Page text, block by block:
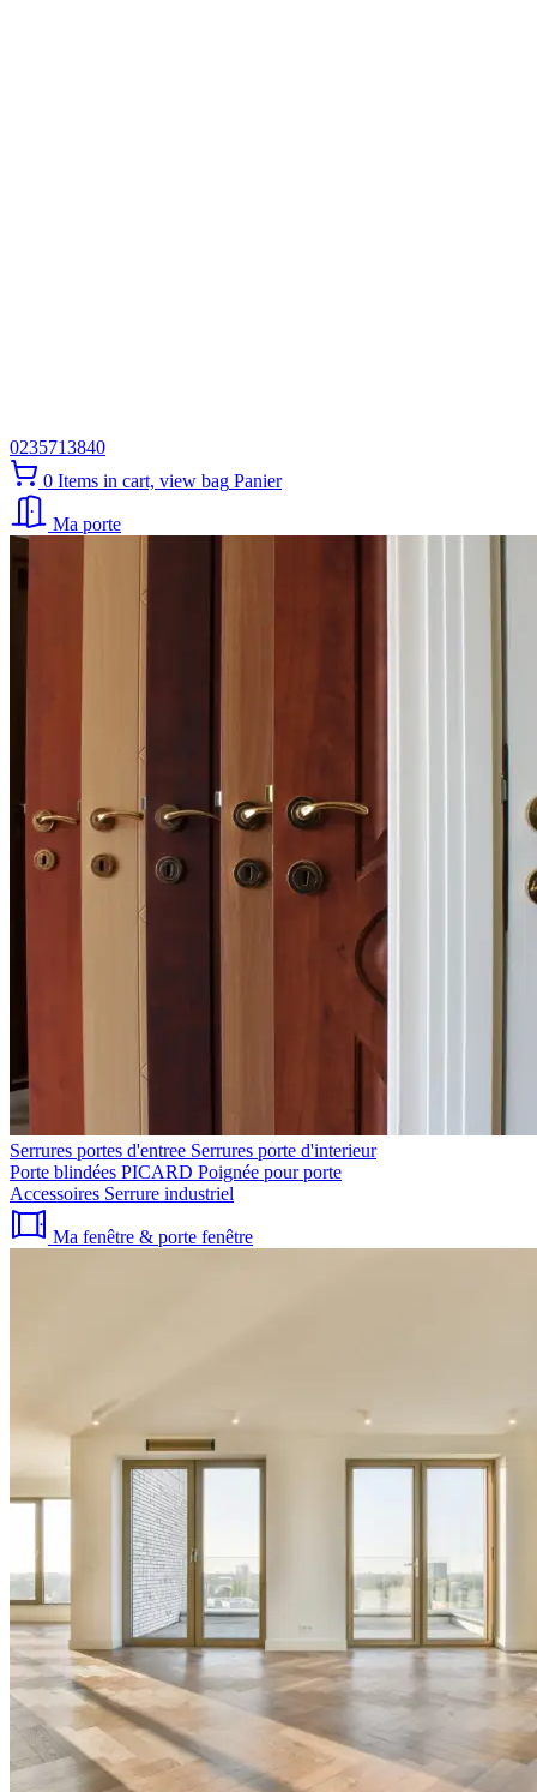
0235713840
0 Items in cart, view bag Panier
Ma porte
Serrures portes d'entree Serrures porte d'interieur
Porte blindées PICARD Poignée pour porte
Accessoires Serrure industriel
Ma fenêtre & porte fenêtre